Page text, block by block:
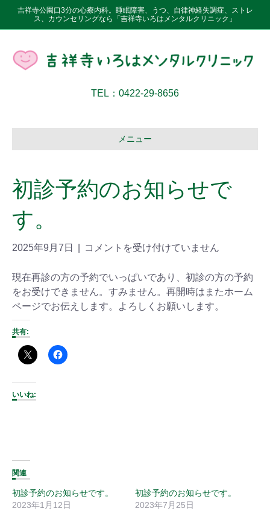
吉祥寺公園口3分の心療内科。睡眠障害、うつ、自律神経失調症、ストレ
ス、カウンセリングなら「吉祥寺いろはメンタルクリニック」
TEL：0422-29-8656
メニュー
初診予約のお知らせで
す。
2025年9月7日 コメントを受け付けていません
現在再診の方の予約でいっぱいであり、初診の方の予約
をお受けできません。すみません。再開時はまたホーム
ページでお伝えします。よろしくお願いします。
共有:
いいね:
関連
初診予約のお知らせです。
2023年1月12日
初診予約のお知らせです。
2023年7月25日